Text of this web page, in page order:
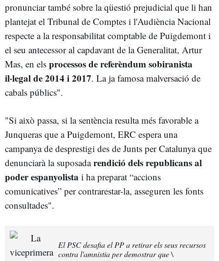
pronunciar també sobre la qüestió prejudicial que li han
plantejat el Tribunal de Comptes i l'Audiència Nacional
respecte a la responsabilitat comptable de Puigdemont i
el seu antecessor al capdavant de la Generalitat, Artur
Mas, en els processos de referèndum sobiranista
il·legal de 2014 i 2017. La ja famosa malversació de
cabals públics".
"Si això passa, si la sentència resulta més favorable a
Junqueras que a Puigdemont, ERC espera una
campanya de desprestigi des de Junts per Catalunya que
denunciarà la suposadarendició dels republicans al
poder espanyolista i ha preparat “accions
comunicatives” per contrarestar-la, asseguren les fonts
consultades".
El PSC desafia el PP a retirar els seus recursos
contra l'amnistia per demostrar que \